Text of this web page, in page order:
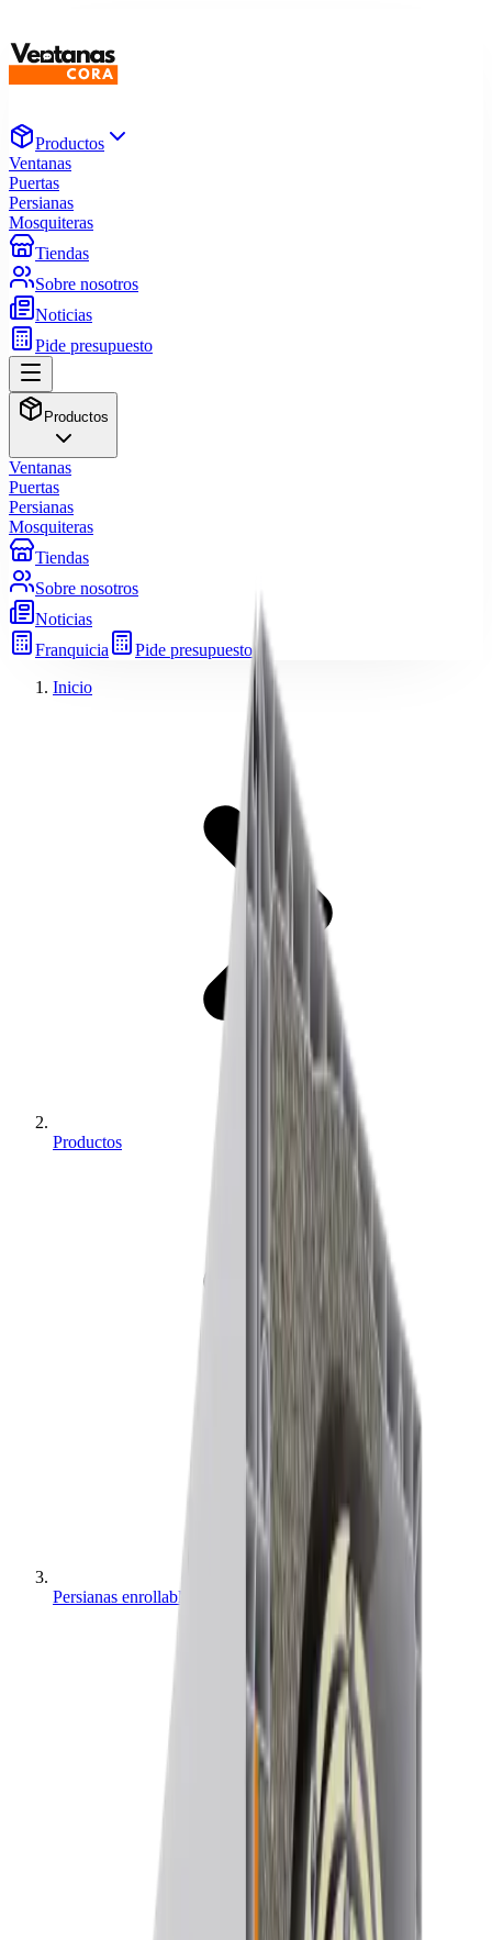
Productos
Ventanas
Puertas
Persianas
Mosquiteras
Tiendas
Sobre nosotros
Noticias
Pide presupuesto
Productos
Ventanas
Puertas
Persianas
Mosquiteras
Tiendas
Sobre nosotros
Noticias
Franquicia
Pide presupuesto
Inicio
Productos
Persianas enrollables y cajones en Islas Baleares